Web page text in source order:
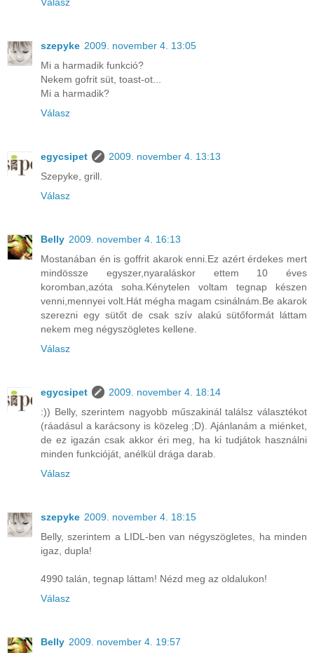
Válasz
szepyke 2009. november 4. 13:05
Mi a harmadik funkció?
Nekem gofrit süt, toast-ot...
Mi a harmadik?
Válasz
egycsipet
2009. november 4. 13:13
Szepyke, grill.
Válasz
Belly 2009. november 4. 16:13
Mostanában én is goffrit akarok enni.Ez azért érdekes mert
mindössze egyszer,nyaraláskor ettem 10 éves
koromban,azóta soha.Kénytelen voltam tegnap készen
venni,mennyei volt.Hát mégha magam csinálnám.Be akarok
szerezni egy sütőt de csak szív alakú sütőformát láttam
nekem meg négyszögletes kellene.
Válasz
egycsipet
2009. november 4. 18:14
:)) Belly, szerintem nagyobb műszakinál találsz választékot
(ráadásul a karácsony is közeleg ;D). Ajánlanám a miénket,
de ez igazán csak akkor éri meg, ha ki tudjátok használni
minden funkcióját, anélkül drága darab.
Válasz
szepyke 2009. november 4. 18:15
Belly, szerintem a LIDL-ben van négyszögletes, ha minden
igaz, dupla!
4990 talán, tegnap láttam! Nézd meg az oldalukon!
Válasz
Belly 2009. november 4. 19:57